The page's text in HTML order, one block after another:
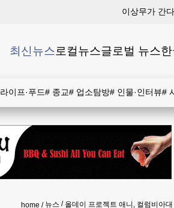
이상무가 간다
최신뉴스로컬뉴스글로벌 뉴스
라이프·푸드# 종교# 업소탐방# 인물·인터뷰#
home 뉴스 올데이 프로젝트 애니, 컬럼비아대